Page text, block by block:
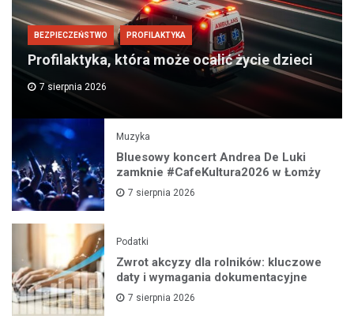
BEZPIECZEŃSTWO PROFILAKTYKA
Profilaktyka, która może ocalić życie dzieci
7 sierpnia 2026
Muzyka
Bluesowy koncert Andrea De Luki
zamknie #CafeKultura2026 w Łomży
7 sierpnia 2026
Podatki
Zwrot akcyzy dla rolników: kluczowe
daty i wymagania dokumentacyjne
7 sierpnia 2026